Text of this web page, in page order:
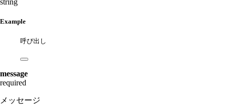
Example
呼び出し
message
required
メッセージ